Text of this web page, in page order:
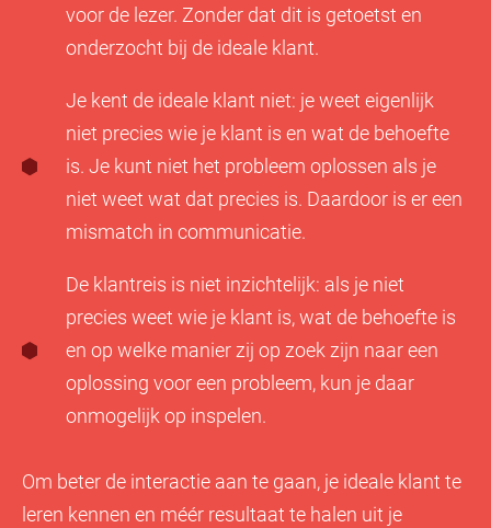
voor de lezer. Zonder dat dit is getoetst en
onderzocht bij de ideale klant.
Je kent de ideale klant niet: je weet eigenlijk
niet precies wie je klant is en wat de behoefte
is. Je kunt niet het probleem oplossen als je
niet weet wat dat precies is. Daardoor is er een
mismatch in communicatie.
De klantreis is niet inzichtelijk: als je niet
precies weet wie je klant is, wat de behoefte is
en op welke manier zij op zoek zijn naar een
oplossing voor een probleem, kun je daar
onmogelijk op inspelen.
Om beter de interactie aan te gaan, je ideale klant te
leren kennen en méér resultaat te halen uit je